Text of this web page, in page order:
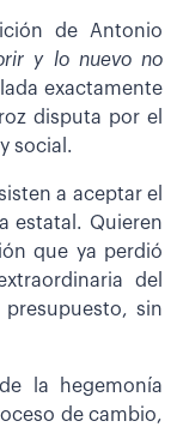
de Antonio
y lo nuevo no
exactamente
disputa por el
social.
a aceptar el
estatal. Quieren
que ya perdió
del
sin
la hegemonía
de cambio,